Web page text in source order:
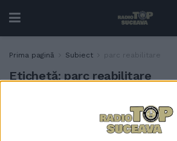
Prima pagină Subiect parc reabilitare
Etichetă: parc reabilitare
Într-o lună
putea
reabilitare